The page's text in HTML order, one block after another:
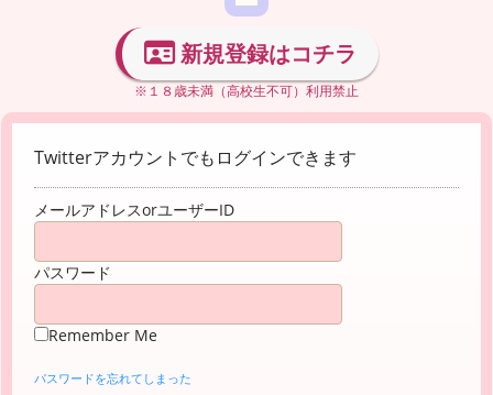
新規登録はコチラ
※１８歳未満（高校生不可）利用禁止
Twitterアカウントでもログインできます
メールアドレスorユーザーID
パスワード
Remember Me
パスワードを忘れてしまった